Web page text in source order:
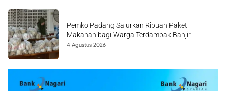
Pemko Padang Salurkan Ribuan Paket
Makanan bagi Warga Terdampak Banjir
4 Agustus 2026